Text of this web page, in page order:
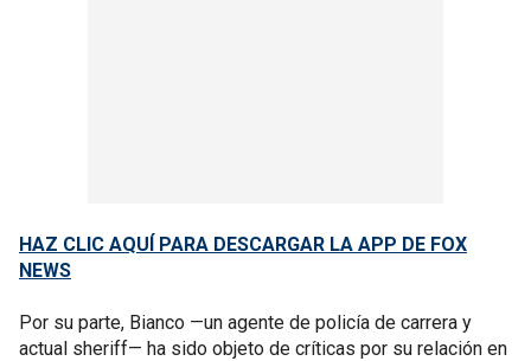
HAZ CLIC AQUÍ PARA DESCARGAR LA APP DE FOX
NEWS
Por su parte, Bianco —un agente de policía de carrera y
actual sheriff— ha sido objeto de críticas por su relación en